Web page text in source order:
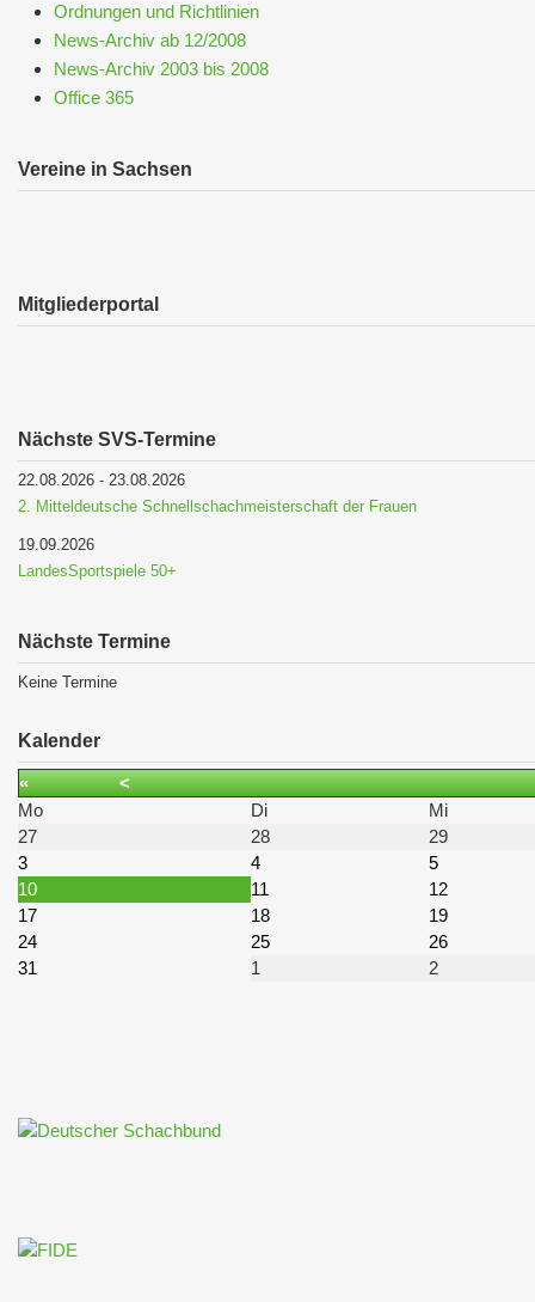
Ordnungen und Richtlinien
News-Archiv ab 12/2008
News-Archiv 2003 bis 2008
Office 365
Vereine in Sachsen
Mitgliederportal
Nächste SVS-Termine
22.08.2026 - 23.08.2026
2. Mitteldeutsche Schnellschachmeisterschaft der Frauen
19.09.2026
LandesSportspiele 50+
Nächste Termine
Keine Termine
Kalender
«
<
Mo
Di
Mi
27
28
29
3
4
5
10
11
12
17
18
19
24
25
26
31
1 2